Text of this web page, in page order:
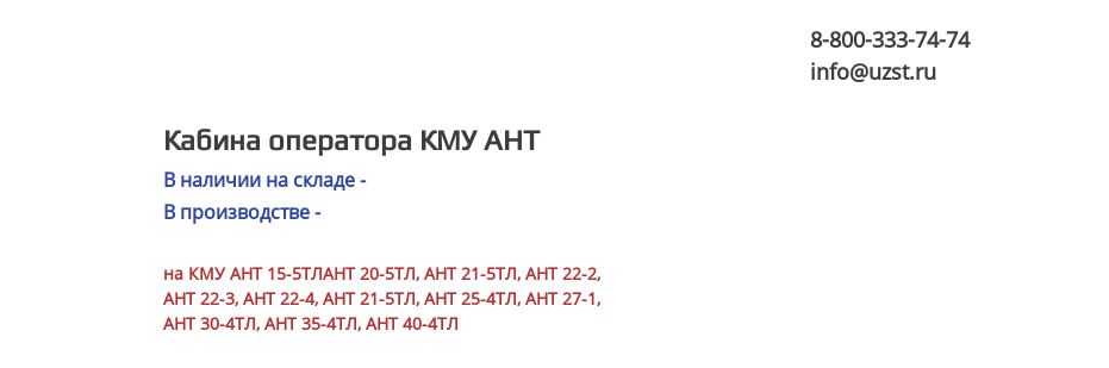
8-800-333-74-74
info@uzst.ru
Кабина оператора КМУ АНТ
В наличии на складе -
В производстве -
на КМУАНТ 15-5ТЛАНТ 20-5ТЛ,АНТ 21-5ТЛ,АНТ 22-2,
АНТ 22-3,АНТ 22-4,АНТ 21-5ТЛ,АНТ 25-4ТЛ,АНТ 27-1,
АНТ 30-4ТЛ,АНТ 35-4ТЛ,АНТ 40-4ТЛ